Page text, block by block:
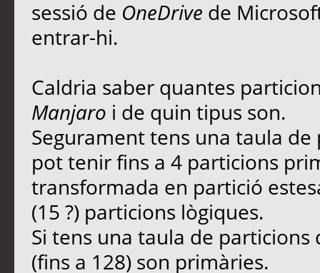
sessió de OneDrive de
entrar-hi.
Caldria saber quantes
Manjaro i de quin tipus son.
Segurament tens una taula de
pot tenir fins a 4 particions
transformada en partició
(15 ?) particions lògiques.
Si tens una taula de particions
(fins a 128) son primàries.